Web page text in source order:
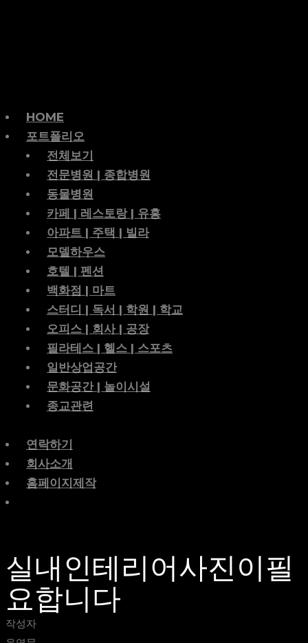
HOME
포트폴리오
전체보기
전문병원 | 종합병원
동물병원
카페 | 레스토랑 | 유흥
아파트 | 주택 | 빌라
모델하우스
호텔 | 펜션
백화점 | 마트
스터디 | 독서 | 학원 | 학교
오피스 | 회사 | 공장
필라테스 | 헬스 | 스포츠
일반상업공간
문화공간 | 놀이시설
종교관련
연락하기
회사소개
홈페이지제작
실내인테리어사진이필
요합니다
작성자